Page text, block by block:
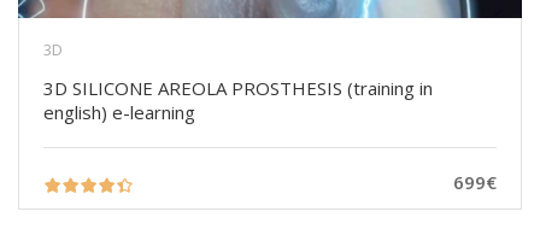
3D
3D SILICONE AREOLA PROSTHESIS (training in
english) e-learning
699€